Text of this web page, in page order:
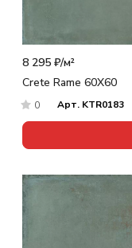
8 295 ₽/м²
Crete Rame 60X60
0 Арт. KTR0183